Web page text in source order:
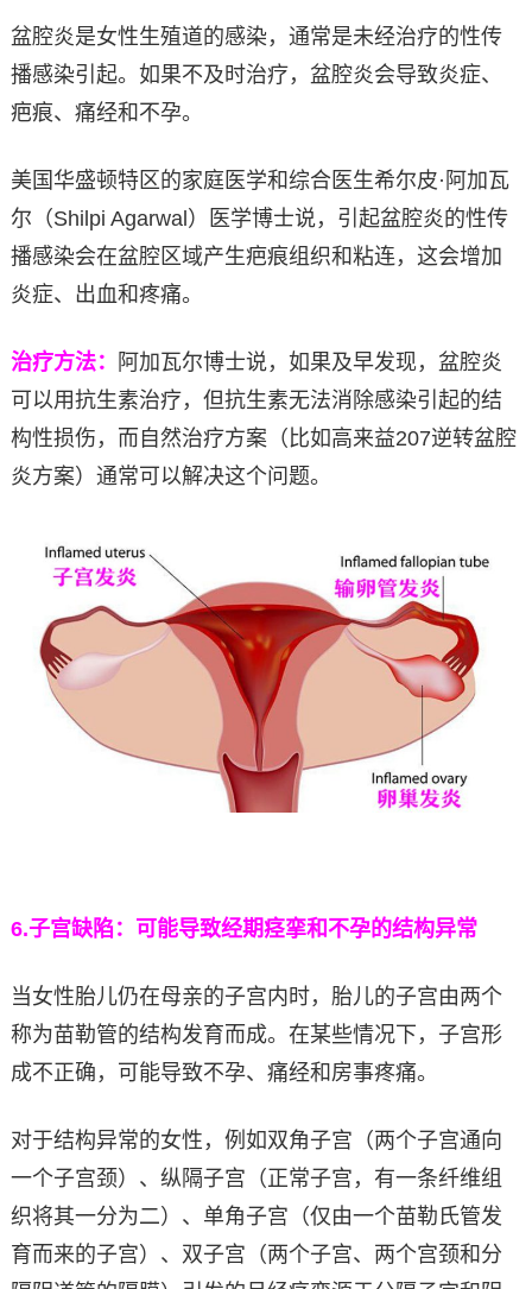
盆腔炎是女性生殖道的感染，通常是未经治疗的性传
播感染引起。如果不及时治疗，盆腔炎会导致炎症、
疤痕、痛经和不孕。
美国华盛顿特区的家庭医学和综合医生希尔皮·阿加瓦
尔（Shilpi Agarwal）医学博士说，引起盆腔炎的性传
播感染会在盆腔区域产生疤痕组织和粘连，这会增加
炎症、出血和疼痛。
治疗方法：
阿加瓦尔博士说，如果及早发现，盆腔炎
可以用抗生素治疗，但抗生素无法消除感染引起的结
构性损伤，而自然治疗方案（比如高来益207逆转盆腔
炎方案）通常可以解决这个问题。
6.子宫缺陷：可能导致经期痉挛和不孕的结构异常
当女性胎儿仍在母亲的子宫内时，胎儿的子宫由两个
称为苗勒管的结构发育而成。在某些情况下，子宫形
成不正确，可能导致不孕、痛经和房事疼痛。
对于结构异常的女性，例如双角子宫（两个子宫通向
一个子宫颈）、纵隔子宫（正常子宫，有一条纤维组
织将其一分为二）、单角子宫（仅由一个苗勒氏管发
育而来的子宫）、双子宫（两个子宫、两个宫颈和分